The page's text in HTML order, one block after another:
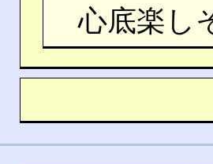
心底楽し